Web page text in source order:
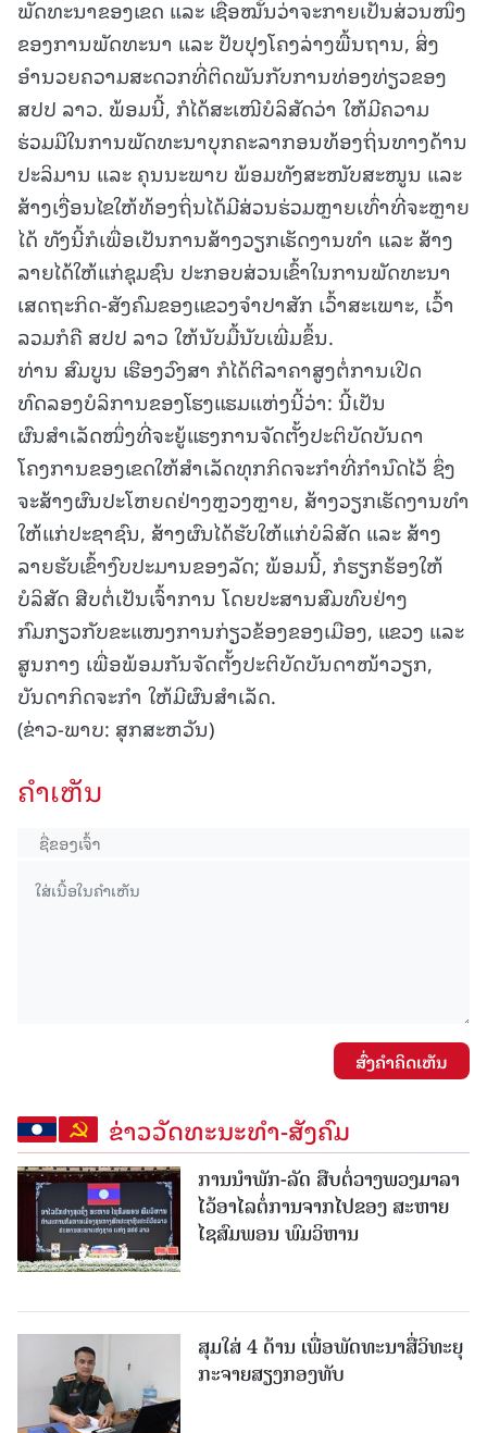
ພັດທະນາຂອງເຂດ ແລະ ເຊື່ອໝັ້ນວ່າຈະກາຍເປັນສ່ວນໜຶ່ງ
ຂອງການພັດທະນາ ແລະ ປັບປຸງໂຄງລ່າງພື້ນຖານ, ສິ່ງ
ອຳນວຍຄວາມສະດວກທີ່ຕິດພັນກັບການທ່ອງທ່ຽວຂອງ
ສປປ ລາວ. ພ້ອມນີ້, ກໍໄດ້ສະເໜີບໍລິສັດວ່າ ໃຫ້ມີຄວາມ
ຮ່ວມມືໃນການພັດທະນາບຸກຄະລາກອນທ້ອງຖິ່ນທາງດ້ານ
ປະລິມານ ແລະ ຄຸນນະພາບ ພ້ອມທັງສະໜັບສະໜູນ ແລະ
ສ້າງເງື່ອນໄຂໃຫ້ທ້ອງຖິ່ນໄດ້ມີສ່ວນຮ່ວມຫຼາຍເທົ່າທີ່ຈະຫຼາຍ
ໄດ້ ທັງນີ້ກໍເພື່ອເປັນການສ້າງວຽກເຮັດງານທໍາ ແລະ ສ້າງ
ລາຍໄດ້ໃຫ້ແກ່ຊຸມຊົນ ປະກອບສ່ວນເຂົ້າໃນການພັດທະນາ
ເສດຖະກິດ-ສັງຄົມຂອງແຂວງຈໍາປາສັກ ເວົ້າສະເພາະ, ເວົ້າ
ລວມກໍຄື ສປປ ລາວ ໃຫ້ນັບມື້ນັບເພີ່ມຂຶ້ນ.
ທ່ານ ສົມບູນ ເຮືອງວົງສາ ກໍໄດ້ຕີລາຄາສູງຕໍ່ການເປີດ
ທົດລອງບໍລິການຂອງໂຮງແຮມແຫ່ງນີ້ວ່າ: ນີ້ເປັນ
ຜົນສຳເລັດໜຶ່ງທີ່ຈະຍູ້ແຮງການຈັດຕັ້ງປະຕິບັດບັນດາ
ໂຄງການຂອງເຂດໃຫ້ສຳເລັດທຸກກິດຈະກຳທີ່ກຳນົດໄວ້ ຊຶ່ງ
ຈະສ້າງຜົນປະໂຫຍດຢ່າງຫຼວງຫຼາຍ, ສ້າງວຽກເຮັດງານທໍາ
ໃຫ້ແກ່ປະຊາຊົນ, ສ້າງຜົນໄດ້ຮັບໃຫ້ແກ່ບໍລິສັດ ແລະ ສ້າງ
ລາຍຮັບເຂົ້າງົບປະມານຂອງລັດ; ພ້ອມນີ້, ກໍຮຽກຮ້ອງໃຫ້
ບໍລິສັດ ສືບຕໍ່ເປັນເຈົ້າການ ໂດຍປະສານສົມທົບຢ່າງ
ກົມກຽວກັບຂະແໜງການກ່ຽວຂ້ອງຂອງເມືອງ, ແຂວງ ແລະ
ສູນກາງ ເພື່ອພ້ອມກັນຈັດຕັ້ງປະຕິບັດບັນດາໜ້າວຽກ,
ບັນດາກິດຈະກຳ ໃຫ້ມີຜົນສຳເລັດ.
(ຂ່າວ-ພາບ: ສຸກສະຫວັນ)
ຄໍາເຫັນ
ສົ່ງຄໍາຄິດເຫັນ
ຂ່າວວັດທະນະທຳ-ສັງຄົມ
ການນໍາພັກ-ລັດ ສືບຕໍ່ວາງພວງມາລາ
ໄວ້ອາໄລຕໍ່ການຈາກໄປຂອງ ສະຫາຍ
ໄຊສົມພອນ ພົມວິຫານ
ສຸມໃສ່ 4 ດ້ານ ເພື່ອພັດທະນາສື່ວິທະຍຸ
ກະຈາຍສຽງກອງທັບ